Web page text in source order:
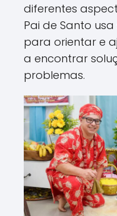
diferentes
Pai de Santo
para orientar e
a encontrar
problemas.